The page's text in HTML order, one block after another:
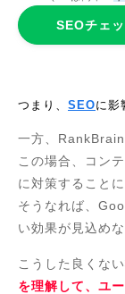
SEOチェ
つまり、 SEOに影
一方、RankBrain
この場合、コン
に対策することに
そうなれば、
い効果が見込め
こうした良くな
を理解して、ユ